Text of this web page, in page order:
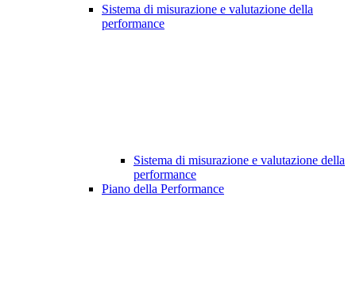
Sistema di misurazione e valutazione della
performance
Sistema di misurazione e valutazione della
performance
Piano della Performance